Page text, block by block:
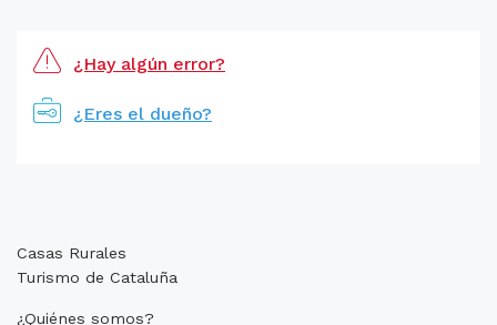
¿Hay algún error?
¿Eres el dueño?
Casas Rurales
Turismo de Cataluña
¿Quiénes somos?